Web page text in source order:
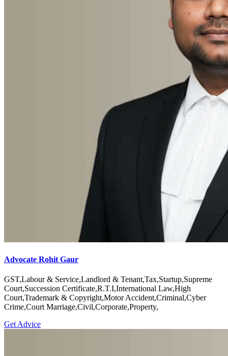
Advocate Rohit Gaur
GST,Labour & Service,Landlord & Tenant,Tax,Startup,Supreme
Court,Succession Certificate,R.T.I,International Law,High
Court,Trademark & Copyright,Motor Accident,Criminal,Cyber
Crime,Court Marriage,Civil,Corporate,Property,
Get Advice